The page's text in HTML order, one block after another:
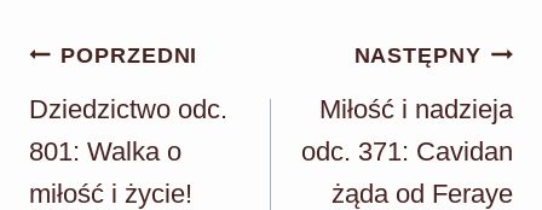
Nawigacja
wpisu
POPRZEDNI
Dziedzictwo odc.
801: Walka o
miłość i życie!
NASTĘPNY
Miłość i nadzieja
odc. 371: Cavidan
żąda od Feraye